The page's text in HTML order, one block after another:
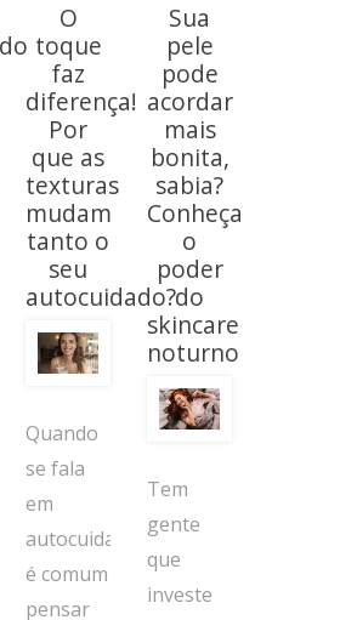
O
toque
faz
diferença!
Por
que as
texturas
mudam
tanto o
seu
autocuidado?
Quando
se fala
em
autocuidado,
é comum
pensar
Sua
pele
pode
acordar
mais
bonita,
sabia?
Conheça
o
poder
do
skincare
noturno
Tem
gente
que
investe